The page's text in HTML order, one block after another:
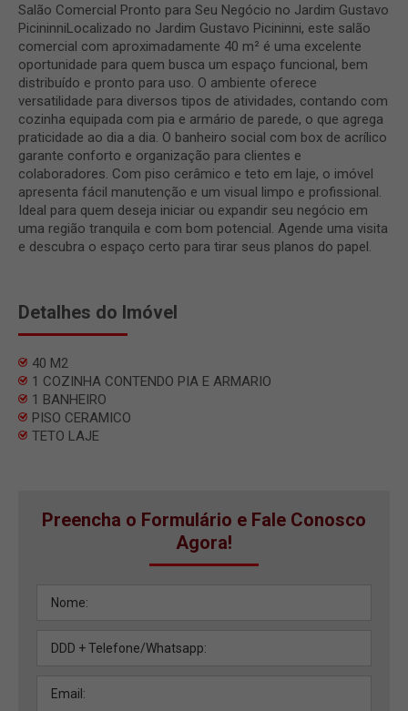
Salão Comercial Pronto para Seu Negócio no Jardim Gustavo
PicininniLocalizado no Jardim Gustavo Picininni, este salão
comercial com aproximadamente 40 m² é uma excelente
oportunidade para quem busca um espaço funcional, bem
distribuído e pronto para uso. O ambiente oferece
versatilidade para diversos tipos de atividades, contando com
cozinha equipada com pia e armário de parede, o que agrega
praticidade ao dia a dia. O banheiro social com box de acrílico
garante conforto e organização para clientes e
colaboradores. Com piso cerâmico e teto em laje, o imóvel
apresenta fácil manutenção e um visual limpo e profissional.
Ideal para quem deseja iniciar ou expandir seu negócio em
uma região tranquila e com bom potencial. Agende uma visita
e descubra o espaço certo para tirar seus planos do papel.
Detalhes do Imóvel
40 M2
1 COZINHA CONTENDO PIA E ARMARIO
1 BANHEIRO
PISO CERAMICO
TETO LAJE
Preencha o Formulário e Fale Conosco
Agora!